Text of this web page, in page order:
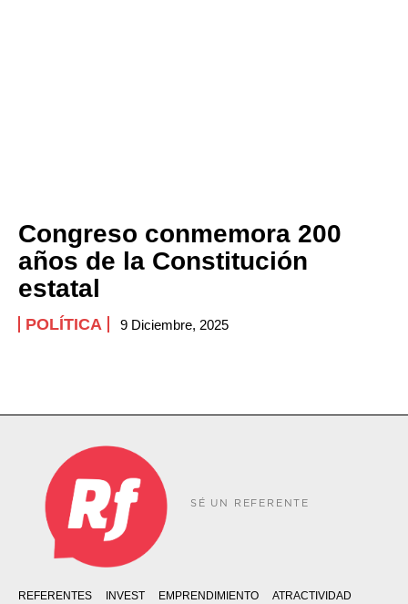
Congreso conmemora 200
años de la Constitución
estatal
POLÍTICA 9 Diciembre, 2025
SÉ UN REFERENTE
REFERENTES INVEST EMPRENDIMIENTO
ATRACTIVIDAD